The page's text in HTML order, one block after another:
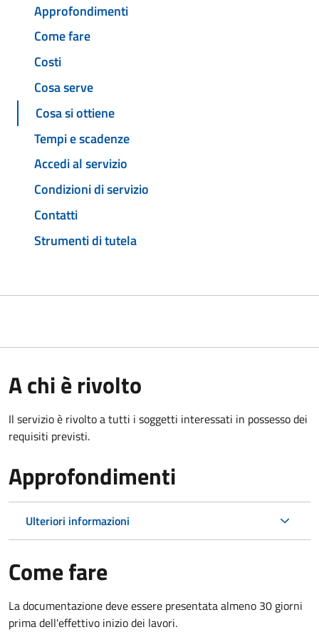
Approfondimenti
Come fare
Costi
Cosa serve
Cosa si ottiene
Tempi e scadenze
Accedi al servizio
Condizioni di servizio
Contatti
Strumenti di tutela
A chi è rivolto
Il servizio è rivolto a tutti i soggetti interessati in possesso dei
requisiti previsti.
Approfondimenti
Ulteriori informazioni
Come fare
La documentazione deve essere presentataalmeno 30 giorni
prima dell'effettivo inizio dei lavori.